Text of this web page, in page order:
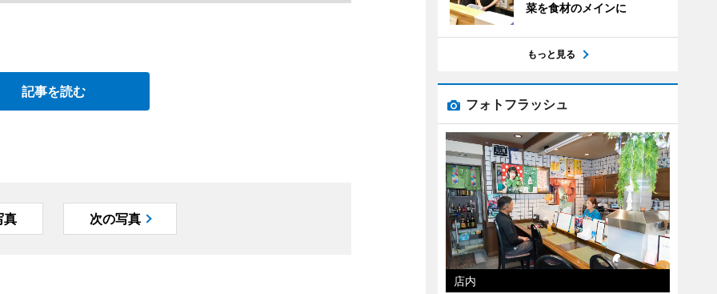
記事を読む
真 次の写真
菜を食材のメインに
もっと見る
フォトフラッシュ
店内